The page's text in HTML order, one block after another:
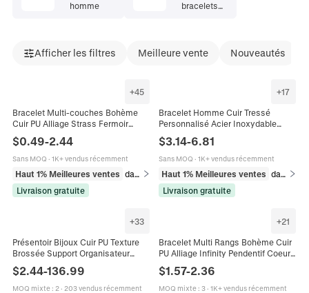
homme
bracelets
Afficher les filtres Meilleure vente Nouveautés
+45
Bracelet Multi-couches Bohème
Cuir PU Alliage Strass Fermoir
Magnétique Croix Arbre De Vie
Coeur Infini Charme Femmes
$0.49-2.44
Sans MOQ · 1K+ vendus récemment
Haut 1% Meilleures ventes
dans Bracelets
Livraison gratuite
+17
Bracelet Homme Cuir Tressé
Personnalisé Acier Inoxydable
Multi-Couches Punk Mode Bijoux
Cadeau Pour Petit Ami Homme
$3.14-6.81
Sans MOQ · 1K+ vendus récemment
Haut 1% Meilleures ventes
dans Bracelets beaded pour homme
Livraison gratuite
+33
Présentoir Bijoux Cuir PU Texture
Brossée Support Organisateur
Collier Bague Boucle Oreille
Bracelet Pour Vitrine Comptoir
Livestreaming Élégant
$2.44-136.99
MOQ mixte: 2· 203 vendus récemment
+21
Bracelet Multi Rangs Bohème Cuir
PU Alliage Infinity Pendentif Coeur
Strass Fermoir Magnétique Mode
Femme
$1.57-2.36
MOQ mixte: 3· 1K+ vendus récemment